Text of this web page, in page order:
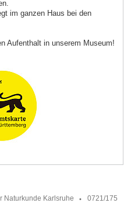
im ganzen Haus bei den
Aufenthalt in unserem Museum!
Naturkunde Karlsruhe
0721/175